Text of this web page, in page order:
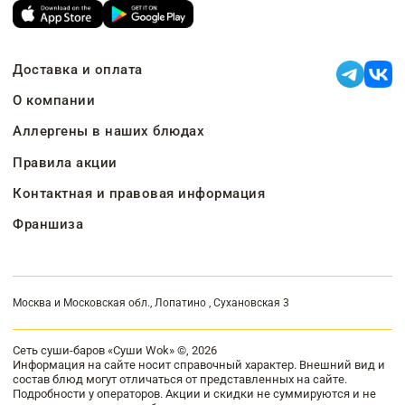
Доставка и оплата
О компании
Аллергены в наших блюдах
Правила акции
Контактная и правовая информация
Франшиза
Москва и Московская обл., Лопатино , Сухановская 3
Сеть суши-баров «Суши Wok» ©, 2026
Информация на сайте носит справочный характер. Внешний вид и
состав блюд могут отличаться от представленных на сайте.
Подробности у операторов. Акции и скидки не суммируются и не